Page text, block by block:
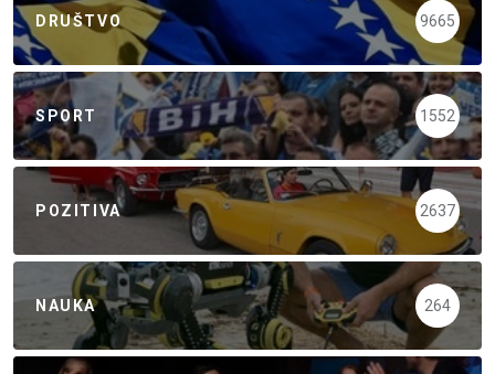
DRUŠTVO 9665
SPORT 1552
POZITIVA 2637
NAUKA 264